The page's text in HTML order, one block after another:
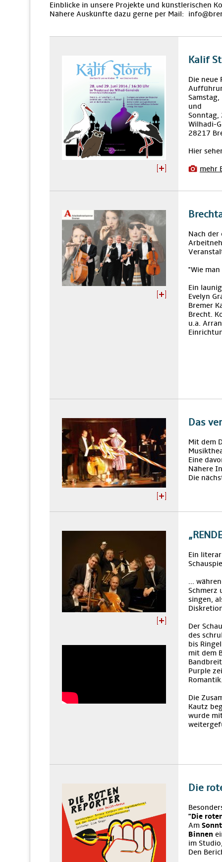
Einblicke in unsere Projekte und künstlerischen
Nähere Auskünfte dazu gerne per Mail:
Kalif
Die
und
Sonntag,
Wilhadi-
28217
Hier
mehr
Nach
"Wie
Ein
Evelyn
Bremer
Brecht.
u.a.
Das
Mit dem
Eine
Nähere
Die
Ein
...
Schmerz
singen,
Der
des
bis
mit dem
Purple
Die
Kautz
wurde
Die
"Die
Am
Binnen
im
Den